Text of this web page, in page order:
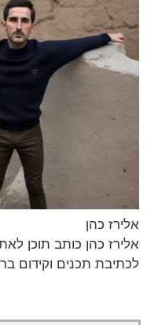
אלירז כהן
לכתיבת תכנים וקידום